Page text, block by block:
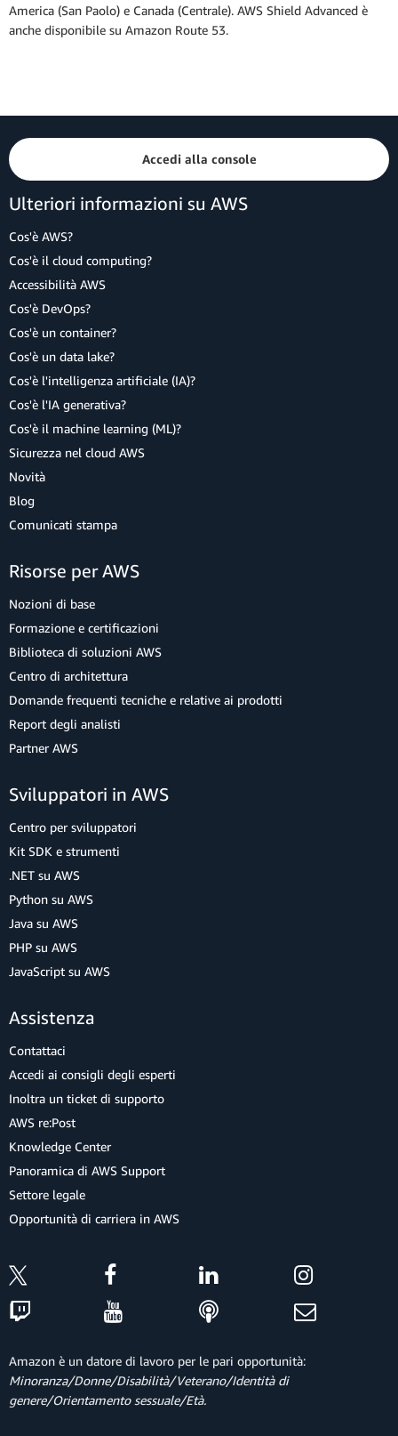
America (San Paolo) e Canada (Centrale). AWS Shield Advanced è
anche disponibile su Amazon Route 53.
Accedi alla console
Ulteriori informazioni su AWS
Cos'è AWS?
Cos'è il cloud computing?
Accessibilità AWS
Cos'è DevOps?
Cos'è un container?
Cos'è un data lake?
Cos'è l'intelligenza artificiale (IA)?
Cos'è l'IA generativa?
Cos'è il machine learning (ML)?
Sicurezza nel cloud AWS
Novità
Blog
Comunicati stampa
Risorse per AWS
Nozioni di base
Formazione e certificazioni
Biblioteca di soluzioni AWS
Centro di architettura
Domande frequenti tecniche e relative ai prodotti
Report degli analisti
Partner AWS
Sviluppatori in AWS
Centro per sviluppatori
Kit SDK e strumenti
.NET su AWS
Python su AWS
Java su AWS
PHP su AWS
JavaScript su AWS
Assistenza
Contattaci
Accedi ai consigli degli esperti
Inoltra un ticket di supporto
AWS re:Post
Knowledge Center
Panoramica di AWS Support
Settore legale
Opportunità di carriera in AWS
Amazon è un datore di lavoro per le pari opportunità:
Minoranza/Donne/Disabilità/Veterano/Identità di
genere/Orientamento sessuale/Età.